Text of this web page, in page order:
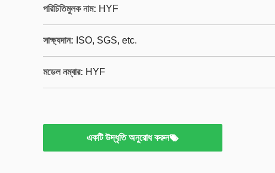
পরিচিতিমুলক নাম: HYF
সাক্ষ্যদান: ISO, SGS, etc.
মডেল নম্বার: HYF
একটি উদ্ধৃতি অনুরোধ করুন